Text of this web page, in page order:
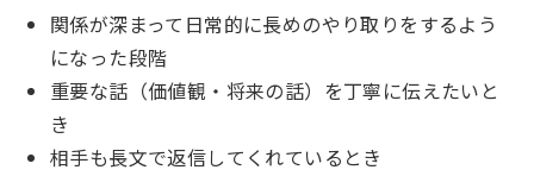
関係が深まって日常的に長めのやり取りをするよう
になった段階
重要な話（価値観・将来の話）を丁寧に伝えたいと
き
相手も長文で返信してくれているとき